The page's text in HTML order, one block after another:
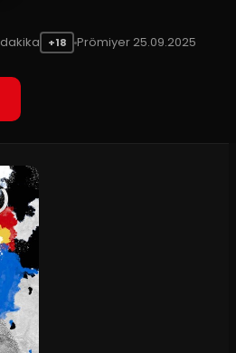
dakika +18 Prömiyer 25.09.2025